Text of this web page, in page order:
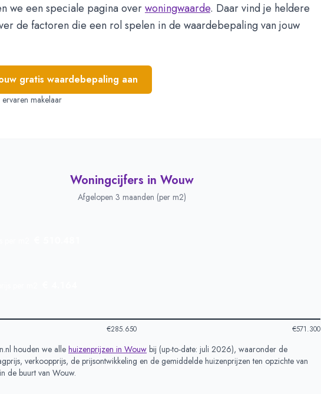
we een speciale pagina overwoningwaarde. Daar vind je heldere
de factoren die een rol spelen in de waardebepaling van jouw
gratis waardebepaling aan
makelaar
Woningcijfers in Wouw
Afgelopen 3 maanden (per m2)
m2
per m2
€285.650 €571.300
houden we alle huizenprijzen in Wouw bij (up-to-date: juli 2026), waaronder de
verkoopprijs, de prijsontwikkeling en de gemiddelde huizenprijzen ten opzichte van
de buurt van Wouw.